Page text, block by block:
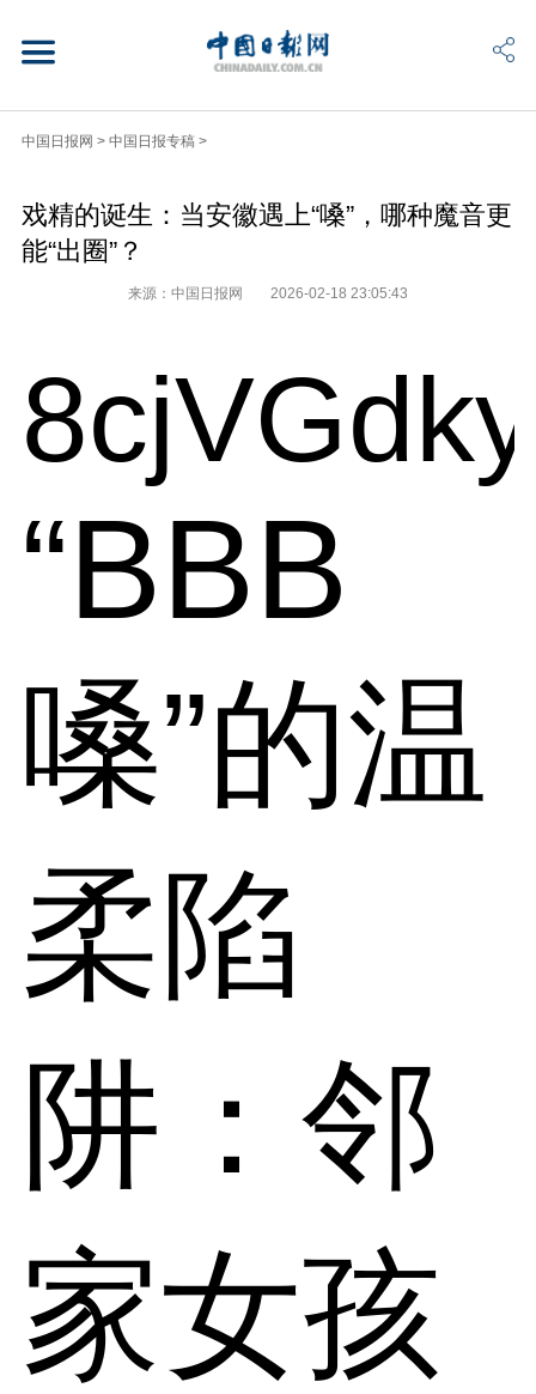
中国日报网 > 中国日报专稿 >
戏精的诞生：当安徽遇上“嗓”，哪种魔音更
能“出圈”？
来源：中国日报网 2026-02-18 23:05:43
“BBB
嗓”的温
柔陷
阱：邻
家女孩